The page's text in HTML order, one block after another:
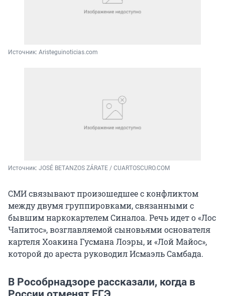
Источник: Aristeguinoticias.com
Источник: JOSÉ BETANZOS ZÁRATE / CUARTOSCURO.COM
СМИ связывают произошедшее с конфликтом
между двумя группировками, связанными с
бывшим наркокартелем Синалоа. Речь идет о «Лос
Чапитос», возглавляемой сыновьями основателя
картеля Хоакина Гусмана Лоэры, и «Лой Майос»,
которой до ареста руководил Исмаэль Самбада.
В Рособрнадзоре рассказали, когда в